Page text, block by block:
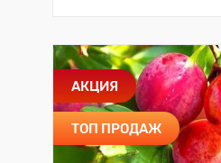
АКЦИЯ
ТОП ПРОДАЖ